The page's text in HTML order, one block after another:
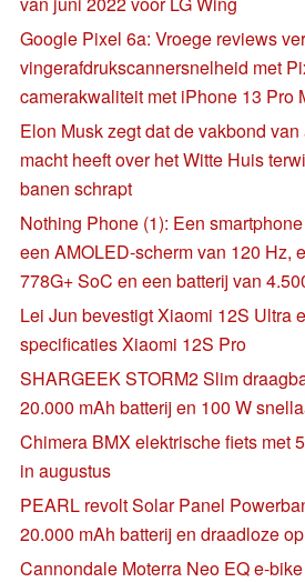
Google Pixel 6a: Vroege reviews
vingerafdrukscannersnelheid met
camerakwaliteit met iPhone 13 Pro
Elon Musk zegt dat de vakbond
macht heeft over het Witte Huis
banen schrapt
Nothing Phone (1): Een
een AMOLED-scherm van 120 Hz,
778G+ SoC en een batterij van
Lei Jun bevestigt Xiaomi 12S Ultra
specificaties Xiaomi 12S Pro
SHARGEEK STORM2 Slim
20.000 mAh batterij en 100 W
Chimera BMX elektrische fiets met
in augustus
PEARL revolt Solar Panel
20.000 mAh batterij en draadloze
Cannondale Moterra Neo EQ e-